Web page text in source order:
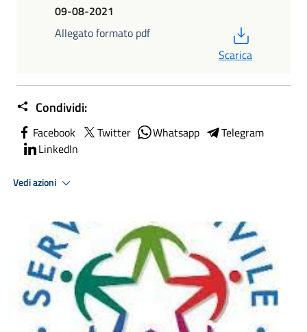
09-08-2021
Allegato formato pdf
Scarica
Condividi:
Facebook Twitter Whatsapp
Telegram
LinkedIn
Vedi azioni